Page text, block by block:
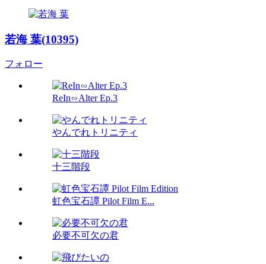
若海 葉(10395)
フォロー
ReIn∽Alter Ep.3
やんでれトリニティ
十三階段
虹色宝石譚 Pilot Film E...
必要不可欠の君